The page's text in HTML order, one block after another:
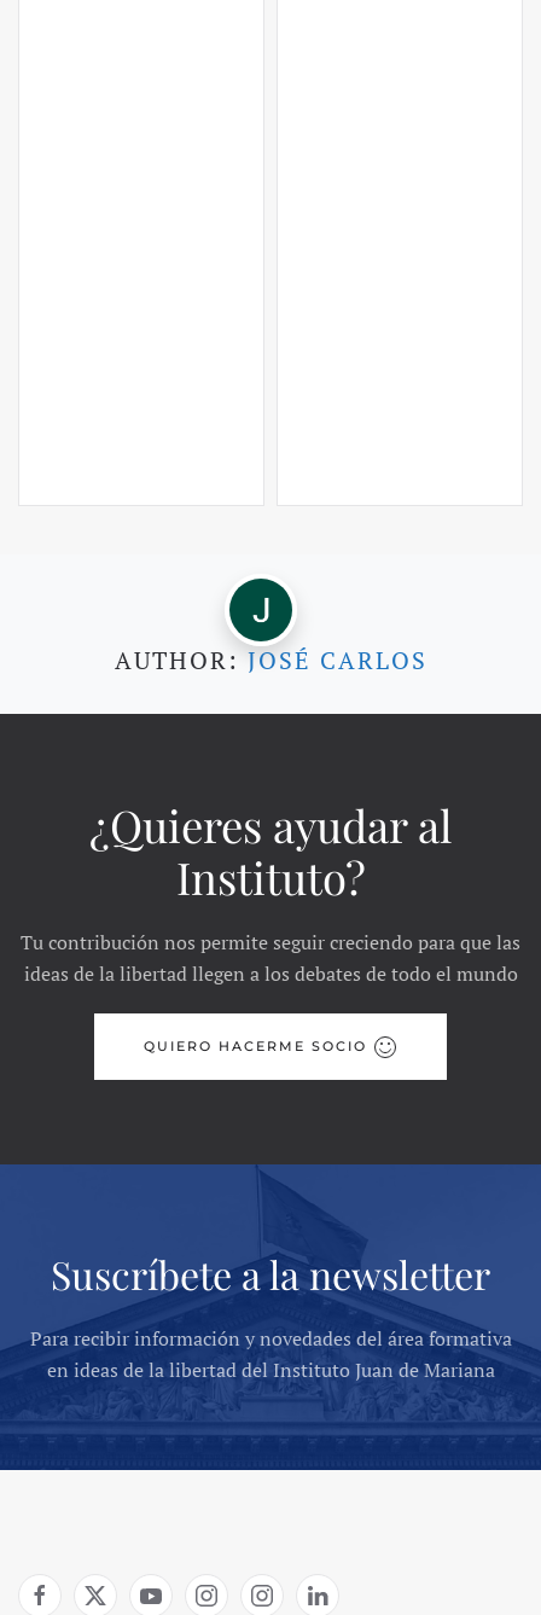
AUTHOR: JOSÉ CARLOS
¿Quieres ayudar al
Instituto?
Tu contribución nos permite seguir creciendo para que las
ideas de la libertad llegen a los debates de todo el mundo
QUIERO HACERME SOCIO
Suscríbete a la newsletter
Para recibir información y novedades del área formativa
en ideas de la libertad del Instituto Juan de Mariana